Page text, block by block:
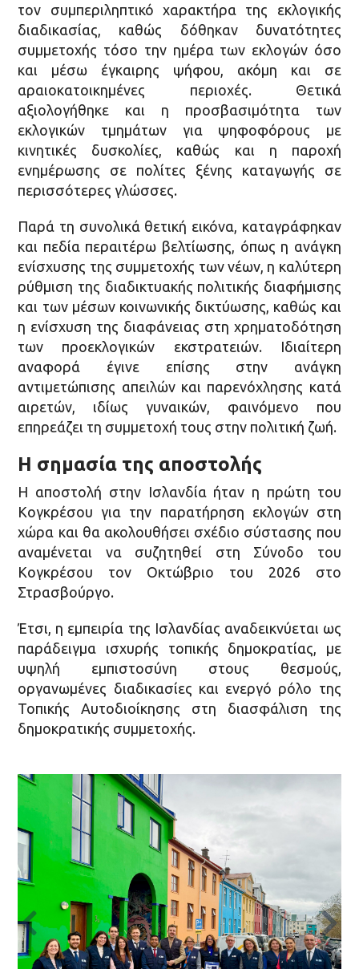
τον συμπεριληπτικό χαρακτήρα της εκλογικής
διαδικασίας, καθώς δόθηκαν δυνατότητες
συμμετοχής τόσο την ημέρα των εκλογών όσο
και μέσω έγκαιρης ψήφου, ακόμη και σε
αραιοκατοικημένες περιοχές. Θετικά
αξιολογήθηκε και η προσβασιμότητα των
εκλογικών τμημάτων για ψηφοφόρους με
κινητικές δυσκολίες, καθώς και η παροχή
ενημέρωσης σε πολίτες ξένης καταγωγής σε
περισσότερες γλώσσες.
Παρά τη συνολικά θετική εικόνα, καταγράφηκαν
και πεδία περαιτέρω βελτίωσης, όπως η ανάγκη
ενίσχυσης της συμμετοχής των νέων, η καλύτερη
ρύθμιση της διαδικτυακής πολιτικής διαφήμισης
και των μέσων κοινωνικής δικτύωσης, καθώς και
η ενίσχυση της διαφάνειας στη χρηματοδότηση
των προεκλογικών εκστρατειών. Ιδιαίτερη
αναφορά έγινε επίσης στην ανάγκη
αντιμετώπισης απειλών και παρενόχλησης κατά
αιρετών, ιδίως γυναικών, φαινόμενο που
επηρεάζει τη συμμετοχή τους στην πολιτική ζωή.
Η σημασία της αποστολής
Η αποστολή στην Ισλανδία ήταν η πρώτη του
Κογκρέσου για την παρατήρηση εκλογών στη
χώρα και θα ακολουθήσει σχέδιο σύστασης που
αναμένεται να συζητηθεί στη Σύνοδο του
Κογκρέσου τον Οκτώβριο του 2026 στο
Στρασβούργο.
Έτσι, η εμπειρία της Ισλανδίας αναδεικνύεται ως
παράδειγμα ισχυρής τοπικής δημοκρατίας, με
υψηλή εμπιστοσύνη στους θεσμούς,
οργανωμένες διαδικασίες και ενεργό ρόλο της
Τοπικής Αυτοδιοίκησης στη διασφάλιση της
δημοκρατικής συμμετοχής.